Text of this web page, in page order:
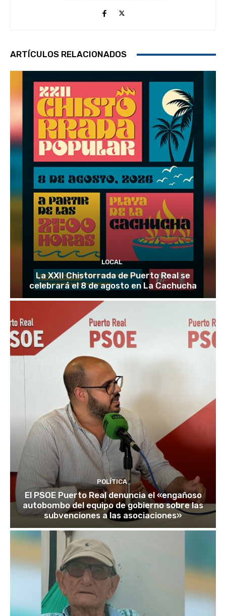
ARTÍCULOS RELACIONADOS
LOCAL
La XXII Chistorrada de Puerto Real se
celebrará el 8 de agosto en La Cachucha
POLÍTICA
El PSOE Puerto Real denuncia el «engañoso
autobombo del equipo de gobierno sobre las
subvenciones a las asociaciones»